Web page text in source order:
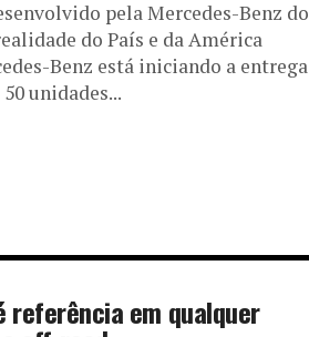
pela Mercedes-Benz do
do País e da América
Benz está iniciando a entrega
unidades...
referência em qualquer